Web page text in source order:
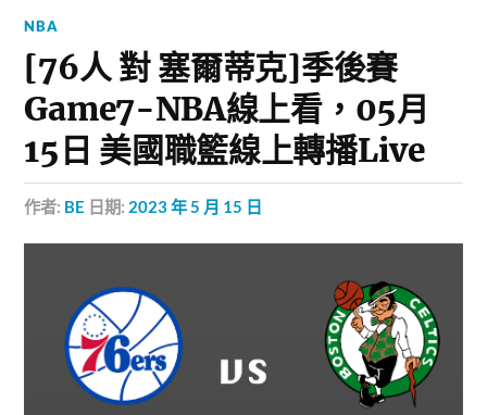
NBA
[76人 對 塞爾蒂克]季後賽
Game7-NBA線上看，05月
15日 美國職籃線上轉播Live
作者: BE 日期: 2023 年 5 月 15 日